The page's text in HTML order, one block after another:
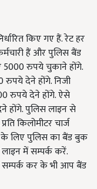
किए गए हैं. रेट हर
हैं और पुलिस बैंड
रुपये चुकाने होंगे.
रुपये देने होंगे. निजी
रुपये देने होंगे. ऐसे
होंगे. पुलिस लाइन से
किलोमीटर चार्ज
लिए पुलिस का बैंड बुक
में सम्पर्क करें.
कर के भी आप बैंड